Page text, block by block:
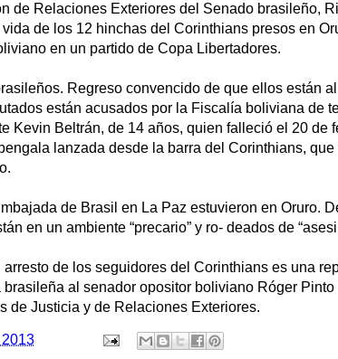
de Relaciones Exteriores del Senado brasileño,
de los 12 hinchas del Corinthians presos en
en un partido de Copa Libertadores.
Regreso convencido de que ellos están
están acusados por la Fiscalía boliviana de
Kevin Beltrán, de 14 años, quien falleció el 20 de
lanzada desde la barra del Corinthians, que
de Brasil en La Paz estuvieron en Oruro.
en un ambiente “precario” y ro- deados de
de los seguidores del Corinthians es una
al senador opositor boliviano Róger
de Justicia y de Relaciones Exteriores.